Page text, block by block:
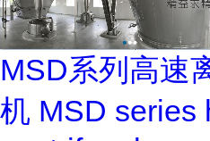
MSD系列高速
机 MSD series